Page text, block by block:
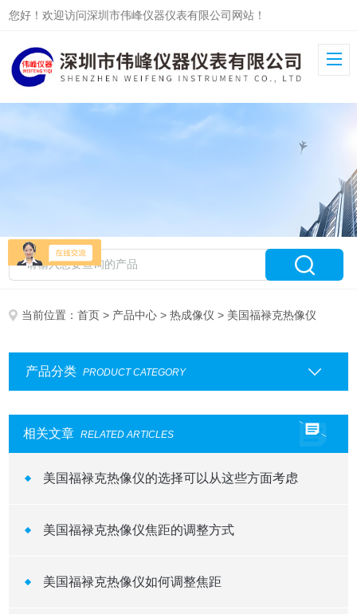
您好！欢迎访问深圳市伟峰仪器仪表有限公司网站！
当前位置：首页 > 产品中心 >热成像仪 > 美国福禄克热像仪
产品分类 PRODUCT CATEGORY
相关文章 RELATED ARTICLES
美国福禄克热像仪的选择可以从这些方面考虑
美国福禄克热像仪焦距的调整方式
美国福禄克热像仪如何调整焦距